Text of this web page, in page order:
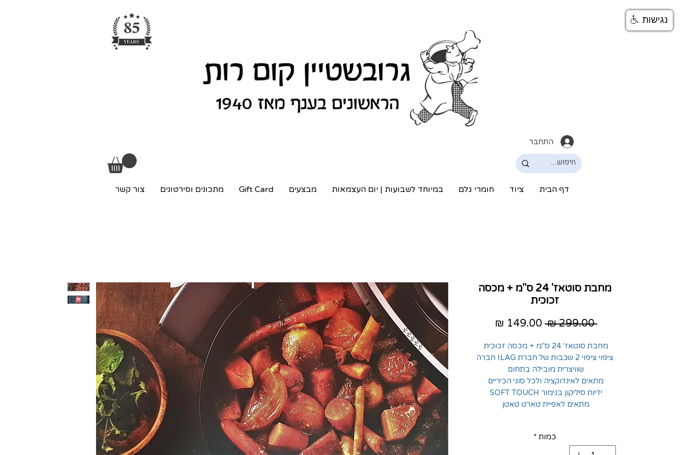
התחבר
דף הבית ציוד חומרי גלם במיוחד לשבועות | יום העצמאות מבצעים Gift Card מתכונים וסירטונים צור קשר
מחבת סוטאז' 24 ס"מ + מכסה
זכוכית
‏299.00 ‏₪
מחיר
מחבת סוטאז' 24 ס"מ + מכסה זכוכית
ציפוי ציפוי 2 שכבות של חברת ILAG חברה
שוויצרית מובילה בתחום
מתאים לאינדוקציה ולכל סוגי הכיריים
ידיות סיליקון בגימור SOFT TOUCH
מתאים לאפיית טארט טאטן
כמות *
נגישות